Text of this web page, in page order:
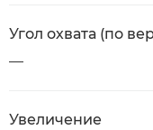
Угол охвата (по
—
Увеличение